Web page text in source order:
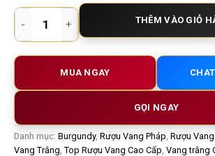
Rượu vang trắng Domaine des Comtes
THÊM VÀO GIỎ
MUA NGAY
GỌI NGAY
Danh mục: Burgundy, Rượu Vang Pháp Rượu
Vang Trắng Top Rượu Vang Cao Cấp Vang trắng